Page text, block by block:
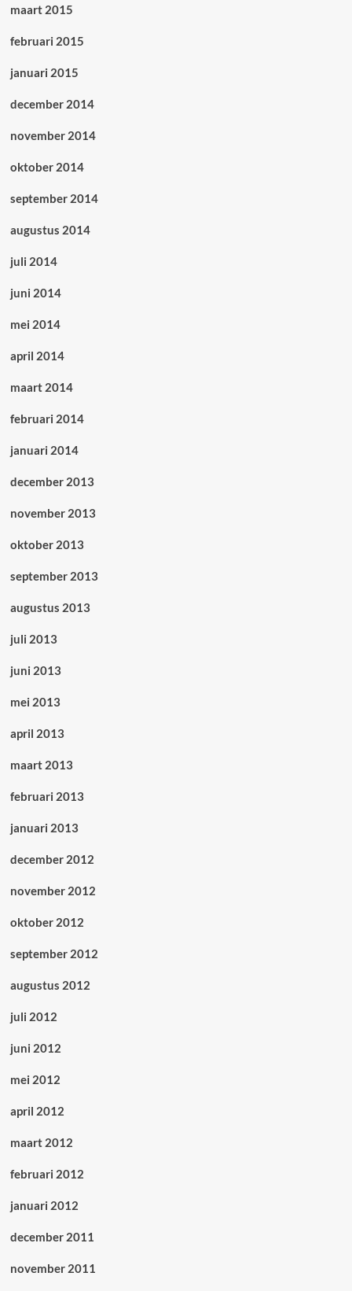
maart 2015
februari 2015
januari 2015
december 2014
november 2014
oktober 2014
september 2014
augustus 2014
juli 2014
juni 2014
mei 2014
april 2014
maart 2014
februari 2014
januari 2014
december 2013
november 2013
oktober 2013
september 2013
augustus 2013
juli 2013
juni 2013
mei 2013
april 2013
maart 2013
februari 2013
januari 2013
december 2012
november 2012
oktober 2012
september 2012
augustus 2012
juli 2012
juni 2012
mei 2012
april 2012
maart 2012
februari 2012
januari 2012
december 2011
november 2011